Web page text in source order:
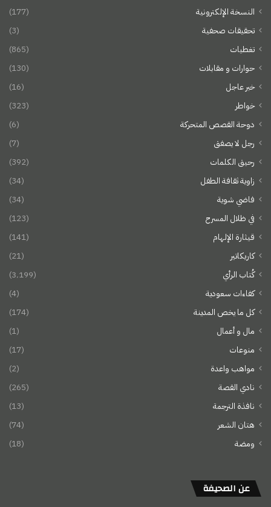
النسخة الإلكترونية
(177)
تحقيقات صحفية
(3)
تغطيات
(865)
حوارات و مقابلات
(130)
خبر عاجل
(16)
خواطر
(323)
دوحة القصص المتحركة
(6)
رجل لا يصفق
(7)
رحيق الكلمات
(392)
زاوية ثقافة الطفل
(34)
فاضي شوية
(34)
في ظلال المسرح
(123)
قيثارة الإلهام
(141)
كاريكاتير
(21)
كُتاب الرأي
(3٬199)
كفاءات سعودية
(4)
كل ما يخص المدينة
(174)
مال و أعمال
(1)
منوعات
(17)
مواهب واعدة
(2)
نادي القصة
(265)
نافذة الترجمة
(13)
هتان الشعر
(74)
ومضة
(18)
عن الصحيفة